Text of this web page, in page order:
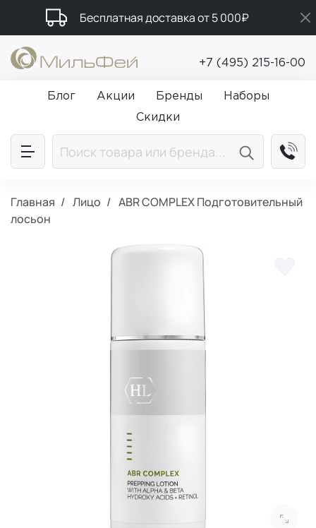
Бесплатная доставка от 5 000₽
Промокод ПРИВЕТ
Подарки в каждый заказ от 5 000₽
+7 (495) 215-16-00
Блог Акции Бренды
Наборы
Скидки
Главная Лицо
ABR COMPLEX Подготовительный
лосьон